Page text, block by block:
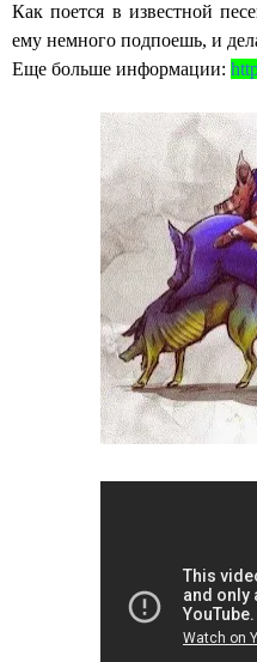
Как поется в известной
ему немного подпоешь, и
Еще больше информации: